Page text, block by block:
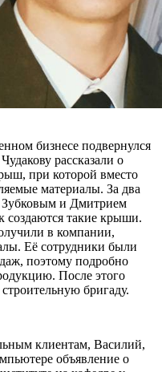
бизнесе подвернулся
рассказали о
при которой вместо
материалы. За два
Зубковым и Дмитрием
создаются такие крыши.
в компании,
Её сотрудники были
поэтому подробно
После этого
бригаду.
клиентам, Василий,
объявление о